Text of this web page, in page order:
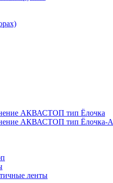
АКВАСТОП тип Ёлочка
АКВАСТОП тип Ёлочка-А
ленты